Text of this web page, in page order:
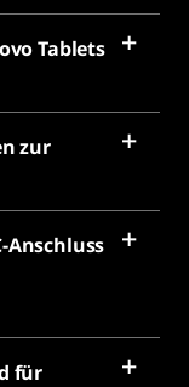
Tablets
zur
Anschluss
für